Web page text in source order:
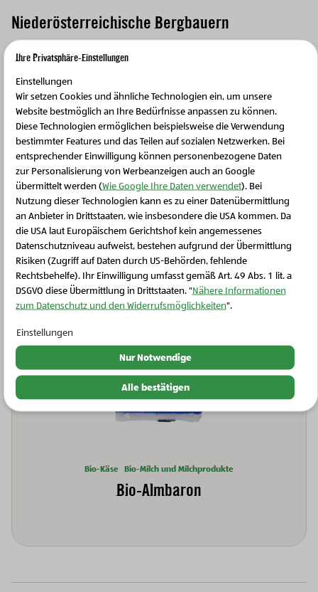
Niederösterreichische Bergbauern
"Bergbauern aus Niederösterreich" hört sich manchmal
durchaus steile Hänge und hoch gelegene Gebiete auf,
woZurück zum UrsprungBauernhöfe liegen. Für die
Milchkühe bieten saftigen, artenreiche Wiesenideale
Lebensräume für eine artgerechte Haltung.
Produkte aus der Region Ötscherland
Bio-Käse Bio-Milch und Milchprodukte
Bio-Almbaron
Schließen Sie dieses Feld
Ihre Privatsphäre-Einstellungen
Einstellungen
Wir setzen Cookies und ähnliche Technologien ein, um unsere
Website bestmöglich an Ihre Bedürfnisse anpassen zu können.
Diese Technologien ermöglichen beispielsweise die Verwendung
bestimmter Features und das Teilen auf sozialen Netzwerken. Bei
entsprechender Einwilligung können personenbezogene Daten
zur Personalisierung von Werbeanzeigen auch an Google
übermittelt werden (Wie Google Ihre Daten verwendet). Bei
Nutzung dieser Technologien kann es zu einer Datenübermittlung
an Anbieter in Drittstaaten, wie insbesondere die USA kommen. Da
die USA laut Europäischem Gerichtshof kein angemessenes
Datenschutzniveau aufweist, bestehen aufgrund der Übermittlung
Risiken (Zugriff auf Daten durch US-Behörden, fehlende
Rechtsbehelfe). Ihr Einwilligung umfasst gemäß Art. 49 Abs. 1 lit. a
DSGVO diese Übermittlung in Drittstaaten. "Nähere Informationen
zum Datenschutz und den Widerrufsmöglichkeiten".
Einstellungen
Nur Notwendige
Alle bestätigen